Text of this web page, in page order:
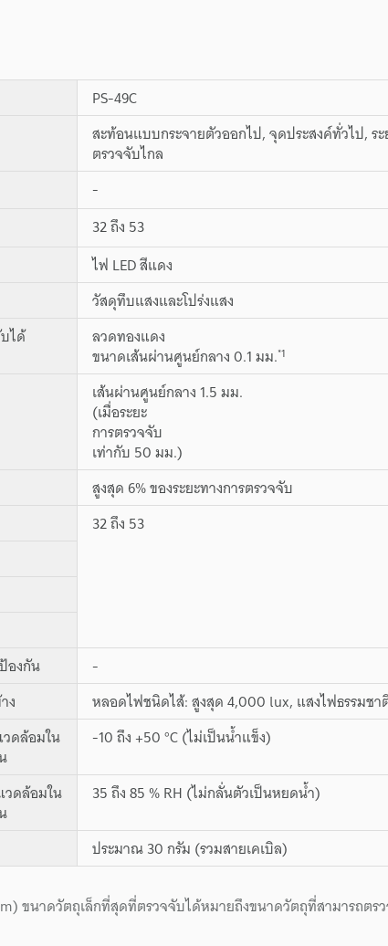
PS-49C
สะท้อนแบบกระจายตัวออกไป, จุดประสงค์ทั่วไป, ระ
ตรวจจับไกล
-
32 ถึง 53
ไฟ LED สีแดง
วัสดุทึบแสงและโปร่งแสง
ได้
ลวดทองแดง
ขนาดเส้นผ่านศูนย์กลาง 0.1 มม.*1
เส้นผ่านศูนย์กลาง 1.5 มม.
(เมื่อระยะ
การตรวจจับ
เท่ากับ 50 มม.)
สูงสุด 6% ของระยะทางการตรวจจับ
32 ถึง 53
องกัน
-
ง
หลอดไฟชนิดไส้: สูงสุด 4,000 lux, แสงไฟธรรมช
ดล้อมใน
-10 ถึง +50 °C (ไม่เป็นน้ำแข็ง)
ดล้อมใน 35 ถึง 85 % RH (ไม่กลั่นตัวเป็นหยดน้ำ)
ประมาณ 30 กรัม (รวมสายเคเบิล)
ขนาดวัตถุเล็กที่สุดที่ตรวจจับได้หมายถึงขนาดวัตถุที่สามารถตร